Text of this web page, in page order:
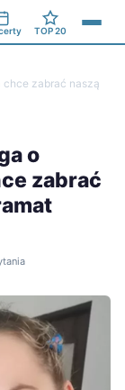
TOP 20
chce zabrać naszą
o
zabrać